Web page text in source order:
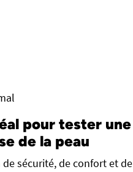
pour tester une
de la peau
sécurité, de confort et de